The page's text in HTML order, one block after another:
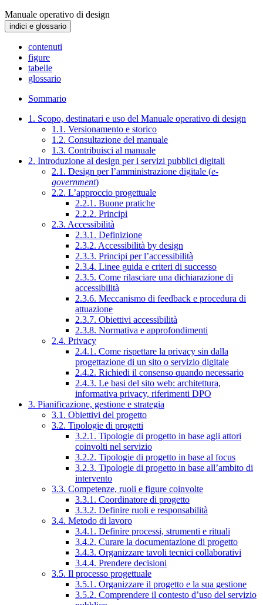
Manuale operativo di design
indici e glossario
contenuti
figure
tabelle
glossario
Sommario
1. Scopo, destinatari e uso del Manuale operativo di design
1.1. Versionamento e storico
1.2. Consultazione del manuale
1.3. Contribuisci al manuale
2. Introduzione al design per i servizi pubblici digitali
2.1. Design per l’amministrazione digitale (e-
government)
2.2. L’approccio progettuale
2.2.1. Buone pratiche
2.2.2. Principi
2.3. Accessibilità
2.3.1. Definizione
2.3.2. Accessibilità by design
2.3.3. Principi per l’accessibilità
2.3.4. Linee guida e criteri di successo
2.3.5. Come rilasciare una dichiarazione di
accessibilità
2.3.6. Meccanismo di feedback e procedura di
attuazione
2.3.7. Obiettivi accessibilità
2.3.8. Normativa e approfondimenti
2.4. Privacy
2.4.1. Come rispettare la privacy sin dalla
progettazione di un sito o servizio digitale
2.4.2. Richiedi il consenso quando necessario
2.4.3. Le basi del sito web: architettura,
informativa privacy, riferimenti DPO
3. Pianificazione, gestione e strategia
3.1. Obiettivi del progetto
3.2. Tipologie di progetti
3.2.1. Tipologie di progetto in base agli attori
coinvolti nel servizio
3.2.2. Tipologie di progetto in base al focus
3.2.3. Tipologie di progetto in base all’ambito di
intervento
3.3. Competenze, ruoli e figure coinvolte
3.3.1. Coordinatore di progetto
3.3.2. Definire ruoli e responsabilità
3.4. Metodo di lavoro
3.4.1. Definire processi, strumenti e rituali
3.4.2. Curare la documentazione di progetto
3.4.3. Organizzare tavoli tecnici collaborativi
3.4.4. Prendere decisioni
3.5. Il processo progettuale
3.5.1. Organizzare il progetto e la sua gestione
3.5.2. Comprendere il contesto d’uso del servizio